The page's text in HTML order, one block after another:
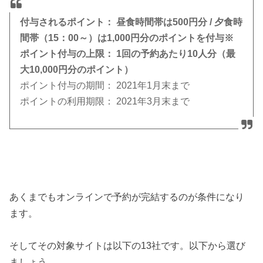
付与されるポイント： 昼食時間帯は500円分 / 夕食時
間帯（15：00～）は1,000円分のポイントを付与※
ポイント付与の上限： 1回の予約あたり10人分（最
大10,000円分のポイント）
ポイント付与の期間： 2021年1月末まで
ポイントの利用期限： 2021年3月末まで
あくまでもオンラインで予約が完結するのが条件になり
ます。
そしてその対象サイトは以下の13社です。以下から選び